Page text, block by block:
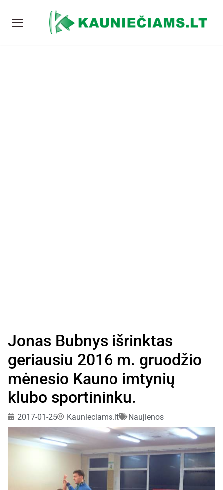
Jonas Bubnys išrinktas
geriausiu 2016 m. gruodžio
mėnesio Kauno imtynių
klubo sportininku.
2017-01-25 Kaunieciams.lt Naujienos